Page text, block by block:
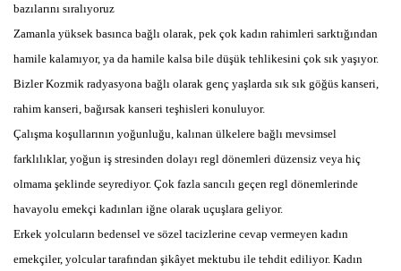
bazılarını sıralıyoruz
Zamanla yüksek basınca bağlı olarak, pek çok kadın rahimleri sarktığından
hamile kalamıyor, ya da hamile kalsa bile düşük tehlikesini çok sık yaşıyor.
Bizler Kozmik radyasyona bağlı olarak genç yaşlarda sık sık göğüs kanseri,
rahim kanseri, bağırsak kanseri teşhisleri konuluyor.
Çalışma koşullarının yoğunluğu, kalınan ülkelere bağlı mevsimsel
farklılıklar, yoğun iş stresinden dolayı regl dönemleri düzensiz veya hiç
olmama şeklinde seyrediyor. Çok fazla sancılı geçen regl dönemlerinde
havayolu emekçi kadınları iğne olarak uçuşlara geliyor.
Erkek yolcuların bedensel ve sözel tacizlerine cevap vermeyen kadın
emekçiler, yolcular tarafından şikâyet mektubu ile tehdit ediliyor. Kadın